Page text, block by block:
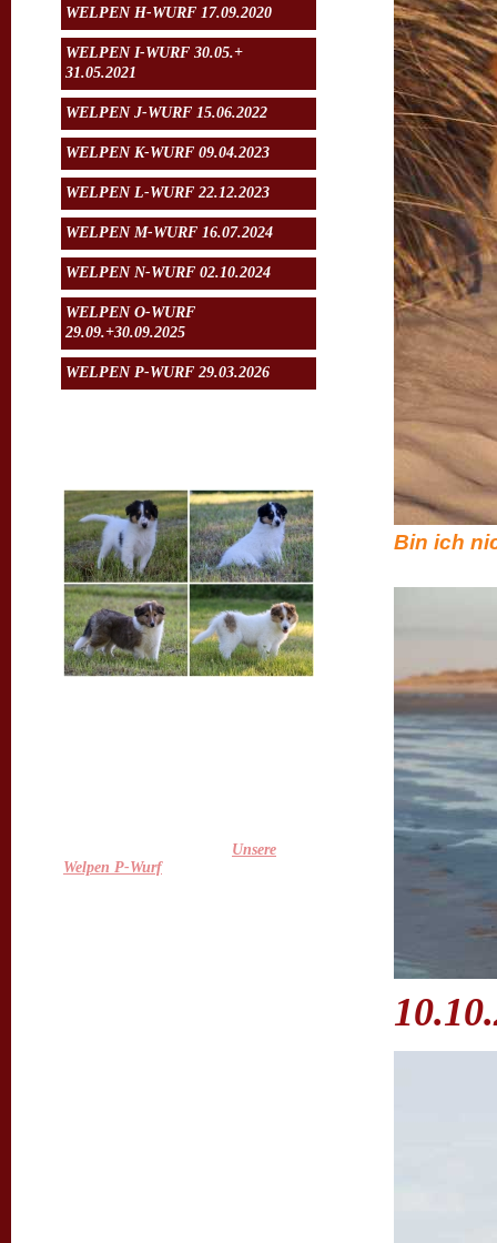
WELPEN H-WURF 17.09.2020
WELPEN I-WURF 30.05.+
31.05.2021
WELPEN J-WURF 15.06.2022
WELPEN K-WURF 09.04.2023
WELPEN L-WURF 22.12.2023
WELPEN M-WURF 16.07.2024
WELPEN N-WURF 02.10.2024
WELPEN O-WURF
29.09.+30.09.2025
WELPEN P-WURF 29.03.2026
Unsere
Welpen P-Wurf.
Bin ich